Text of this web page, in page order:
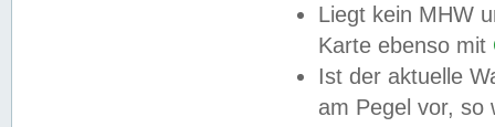
Liegt kein MHW
Karte ebenso mit
Ist der aktuelle
am Pegel vor,